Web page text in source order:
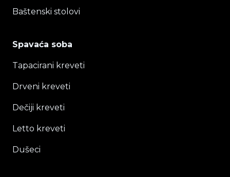
Baštenski stolovi
Spavaća soba
Tapacirani kreveti
Drveni kreveti
Dečiji kreveti
Letto kreveti
Dušeci